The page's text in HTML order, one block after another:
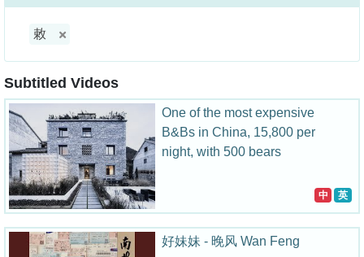
敕
Subtitled Videos
One of the most expensive
B&Bs in China, 15,800 per
night, with 500 bears
中 英
好妹妹 - 晚风 Wan Feng